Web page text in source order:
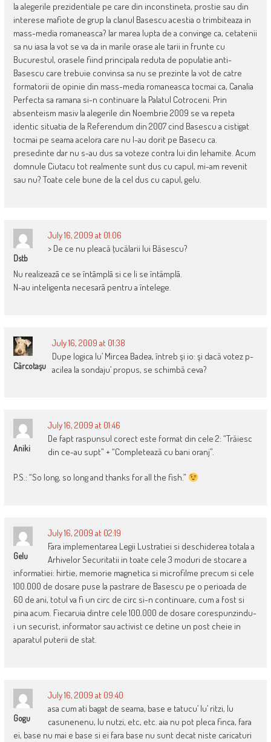
la alegerile prezidentiale pe care din inconstineta, prostie sau din
interese mafiote de grup la clanul Basescu acestia o trimbiteaza in
mass-media romaneasca? Iar marea lupta de a convinge ca, cetatenii
sa nu iasa la vot se va da in marile orase ale tarii in frunte cu
Bucurestul, orasele fiind principala reduta de populatie anti-
Basescu care trebuie convinsa sa nu se prezinte la vot de catre
formatorii de opinie din mass-media romaneasca tocmai ca, Canalia
Perfecta sa ramana si-n continuare la Palatul Cotroceni. Prin
absenteism masiv la alegerile din Noembrie 2009 se va repeta
identic situatia de la Referendum din 2007 cind Basescu a cistigat
tocmai pe seama acelora care nu l-au dorit pe Basecu ca.
presedinte dar nu s-au dus sa voteze contra lui din lehamite. Acum
domnule Ciutacu tot realmente sunt dus cu capul, mi-am revenit
sau nu? Toate cele bune de la cel dus cu capul, gelu.
Dstb
July 16, 2009 at 01:06
> De ce nu pleacă ţucălarii lui Băsescu?
Nu realizeazã ce se întãmplã si ce li se întâmplã.
N-au inteligenta necesarã pentru a întelege.
Cârcotaşu
July 16, 2009 at 01:38
Dupe logica lu’ Mircea Badea, întreb şi io: şi dacă votez p-
acilea la sondaju’ propus, se schimbă ceva?
Aniki
July 16, 2009 at 01:46
De fapt raspunsul corect este format din cele 2: “Trăiesc
din ce-au supt” + “Completează cu bani oranj”.
P.S.: “So long, so long and thanks for all the fish.”
Gelu
July 16, 2009 at 02:19
Fara implementarea Legii Lustratiei si deschiderea totala a
Arhivelor Securitatii in toate cele 3 moduri de stocare a
informatiei: hirtie, memorie magnetica si microfilme precum si cele
100.000 de dosare puse la pastrare de Basescu pe o perioada de
60 de ani, totul va fi un circ de circ si-n continuare, cum a fost si
pina acum. Fiecaruia dintre cele 100.000 de dosare corespunzindu-
i un securist, informator sau activist ce detine un post cheie in
aparatul puterii de stat.
Gogu
July 16, 2009 at 09:40
asa cum ati bagat de seama, base e tatucu’ lu’ ritzi, lu
casunenenu, lu nutzi, etc, etc. aia nu pot pleca finca, fara
ei, base nu mai e base si ei fara base nu sunt decat niste caricaturi